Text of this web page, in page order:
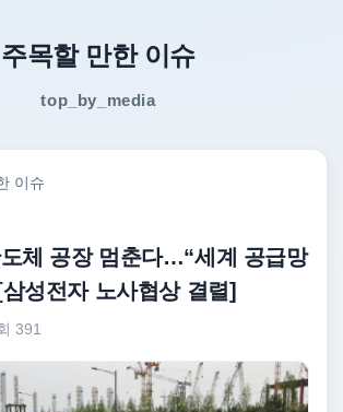
주목할 만한 이슈
top_by_media
이슈
체 공장 멈춘다…“세계 공급망
성전자 노사협상 결렬]
391